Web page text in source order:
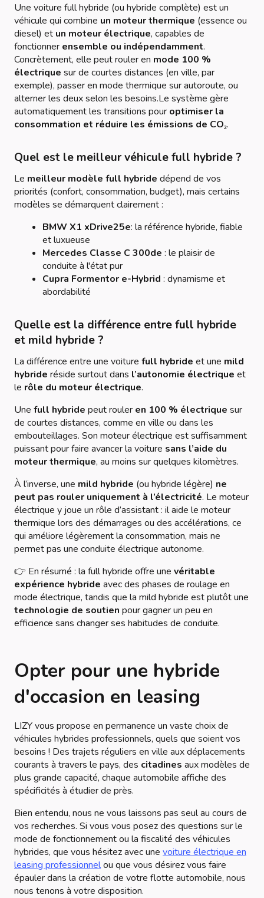
Une voiture full hybride (ou hybride complète) est un
véhicule qui combine un moteur thermique (essence ou
diesel) et un moteur électrique, capables de
fonctionner ensemble ou indépendamment.
Concrètement, elle peut rouler en mode 100 %
électrique sur de courtes distances (en ville, par
exemple), passer en mode thermique sur autoroute, ou
alterner les deux selon les besoins.Le système gère
automatiquement les transitions pour optimiser la
consommation et réduire les émissions de CO₂.
Quel est le meilleur véhicule full hybride ?
Le meilleur modèle full hybride dépend de vos
priorités (confort, consommation, budget), mais certains
modèles se démarquent clairement :
BMW X1 xDrive25e: la référence hybride, fiable
et luxueuse
Mercedes Classe C 300de : le plaisir de
conduite à l'état pur
Cupra Formentor e-Hybrid : dynamisme et
abordabilité
Quelle est la différence entre full hybride
et mild hybride ?
La différence entre une voiture full hybride et une mild
hybride réside surtout dans l’autonomie électrique et
le rôle du moteur électrique.
Une full hybride peut rouler en 100 % électrique sur
de courtes distances, comme en ville ou dans les
embouteillages. Son moteur électrique est suffisamment
puissant pour faire avancer la voiture sans l’aide du
moteur thermique, au moins sur quelques kilomètres.
À l’inverse, une mild hybride (ou hybride légère) ne
peut pas rouler uniquement à l’électricité. Le moteur
électrique y joue un rôle d’assistant : il aide le moteur
thermique lors des démarrages ou des accélérations, ce
qui améliore légèrement la consommation, mais ne
permet pas une conduite électrique autonome.
👉 En résumé : la full hybride offre une véritable
expérience hybride avec des phases de roulage en
mode électrique, tandis que la mild hybride est plutôt une
technologie de soutien pour gagner un peu en
efficience sans changer ses habitudes de conduite.
Opter pour une hybride
d'occasion en leasing
LIZY vous propose en permanence un vaste choix de
véhicules hybrides professionnels, quels que soient vos
besoins ! Des trajets réguliers en ville aux déplacements
courants à travers le pays, des citadines aux modèles de
plus grande capacité, chaque automobile affiche des
spécificités à étudier de près.
Bien entendu, nous ne vous laissons pas seul au cours de
vos recherches. Si vous vous posez des questions sur le
mode de fonctionnement ou la fiscalité des véhicules
hybrides, que vous hésitez avec une voiture électrique en
leasing professionnelou que vous désirez vous faire
épauler dans la création de votre flotte automobile, nous
nous tenons à votre disposition.